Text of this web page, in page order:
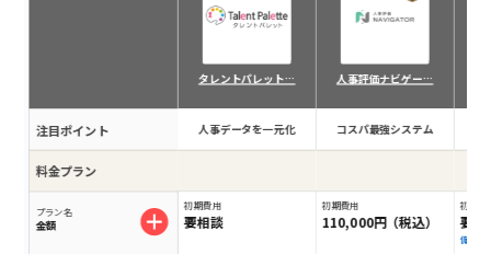
注目ポイント
料金プラン
プラン名
金額
タレントパレット…
人事データを一元化
初期費用
要相談
人事評価ナビゲー…
コスパ最強システム
初期費用
110,000円（税込）
初期費
要相
備考